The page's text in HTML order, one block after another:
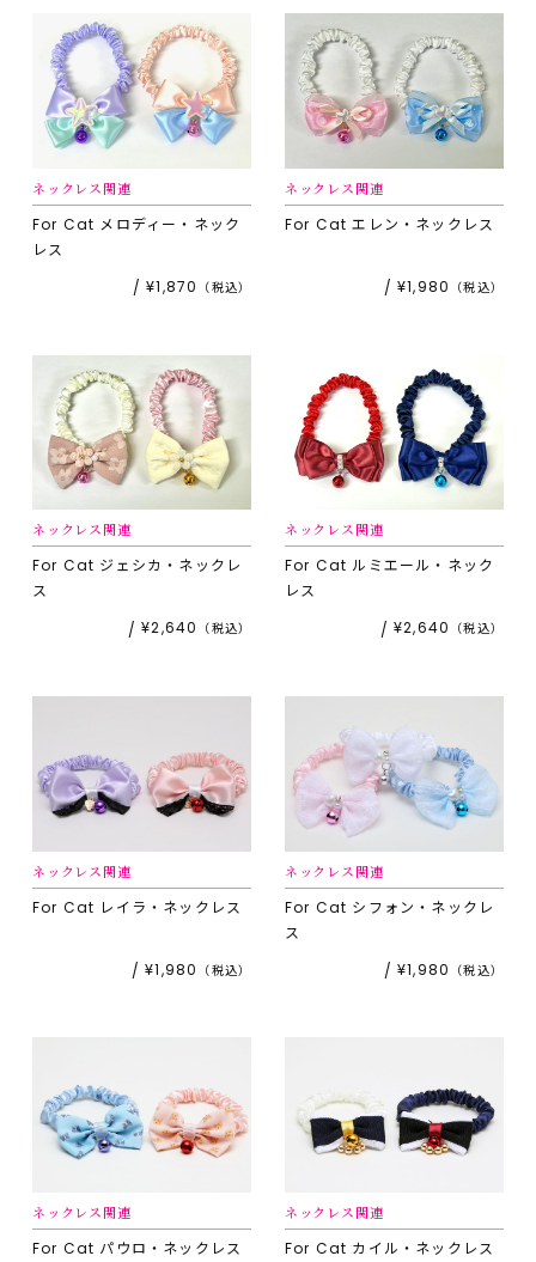
For Cat メロディー・ネック
レス
¥1,870
ネックレス関連
For Catエレン・ネックレス
¥1,980
ネックレス関連
For Cat ジェシカ・ネックレ
ス
¥2,640
ネックレス関連
For Catルミエール・ネック
レス
¥2,640
ネックレス関連
For Cat レイラ・ネックレス
¥1,980
ネックレス関連
For Cat シフォン・ネックレ
ス
¥1,980
ネックレス関連
For Cat パウロ・ネックレス
ネックレス関連
For Cat カイル・ネックレス
ネックレス関連